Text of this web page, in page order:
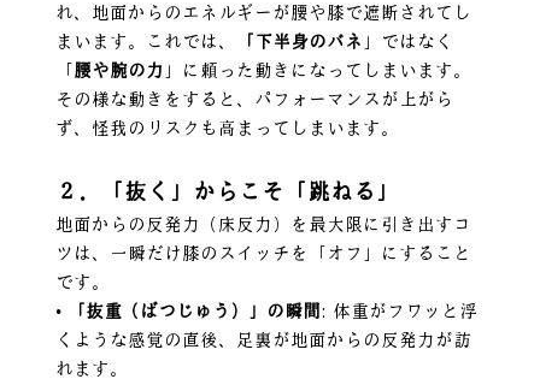
れ、地面からのエネルギーが腰や膝で遮断されてし
まいます。これでは、
「下半身のバネ 」ではなく
「腰や腕の力 」に頼った動きになってしまいます。
その様な動きをすると、パフォーマンスが上がら
ず、怪我のリスクも高まってしまいます。
２．「抜く」からこそ「跳ねる」
地面からの反発力（床反力）を最大限に引き出すコ
ツは、一瞬だけ膝のスイッチを「オフ」にすること
です。
•
「抜重（ばつじゅう）」の瞬間: 体重がフワッと浮
くような感覚の直後、足裏が地面からの反発力が訪
れます。